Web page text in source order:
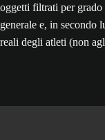
oggetti filtrati per
generale e, in secondo
reali degli atleti (non